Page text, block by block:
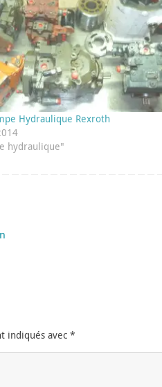
Hydraulique Rexroth
hydraulique"
indiqués avec *